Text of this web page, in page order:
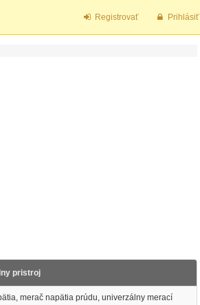
Registrovať Prihlásiť
pristroj
merač napätia prúdu, univerzálny merací